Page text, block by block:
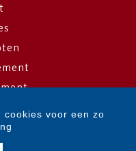
cookies voor een zo